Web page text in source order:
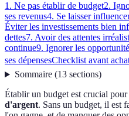
1. Ne pas établir de budget2.
ses revenus4. Se laisser
Éviter les investissements bien
dettes7. Avoir des attentes
continue9. Ignorer les
ses dépensesChecklist avant
Sommaire(13 sections)
Établir un budget est crucial
d'argent. Sans un budget, il est